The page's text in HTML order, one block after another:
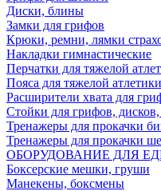
Диски, блины
Замки для грифов
Крюки, ремни, лямки
Накладки гимнастические
Перчатки для тяжелой
Пояса для тяжелой атлетики
Расширители хвата для
Стойки для грифов, дисков,
Тренажеры для прокачки
Тренажеры для прокачки
ОБОРУДОВАНИЕ ДЛЯ
Боксерские мешки, груши
Манекены, боксмены